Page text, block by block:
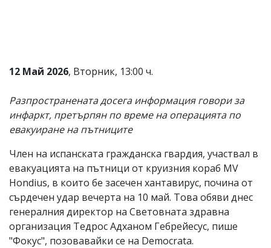
от
читателите
редакцията
не
носи
отговорност
тях!
Ако
откриете
обиден
за
вас
коментар,
моля
сигнализирайте
12 Май 2026, Вторник, 13:00 ч.
Разпространената досега информация говори за
инфаркт, претърпян по време на операцията по
евакуиране на пътниците
Член на испанската гражданска гвардия, участвал в
евакуацията на пътници от круизния кораб MV
Hondius, в които бе засечен хантавирус, почина от
сърдечен удар вечерта на 10 май. Това обяви днес
генералния директор на Световната здравна
организация Тедрос Адханом Гебрейесус, пише
"Фокус", позовавайки се на Democrata.